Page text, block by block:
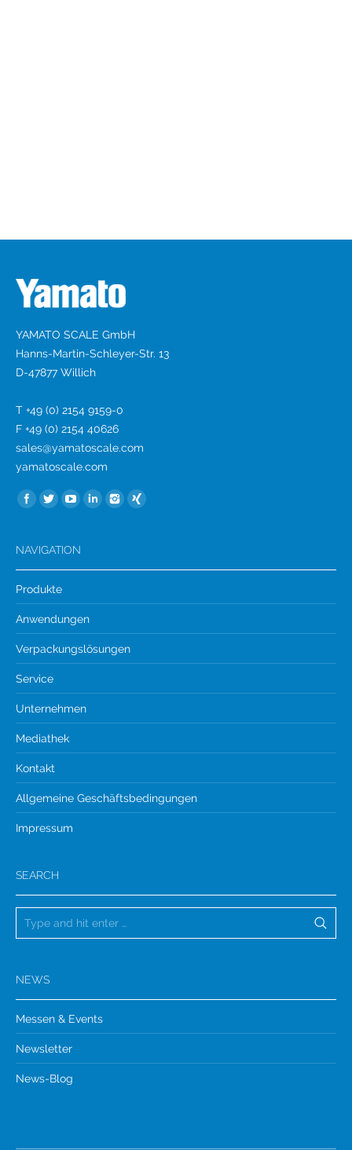
YAMATO SCALE GmbH
Hanns-Martin-Schleyer-Str. 13
D-47877 Willich
T +49 (0) 2154 9159-0
F +49 (0) 2154 40626
sales@yamatoscale.com
yamatoscale.com
Find us on:
NAVIGATION
Produkte
Anwendungen
Verpackungslösungen
Service
Unternehmen
Mediathek
Kontakt
Allgemeine Geschäftsbedingungen
Impressum
SEARCH
NEWS
Messen & Events
Newsletter
News-Blog